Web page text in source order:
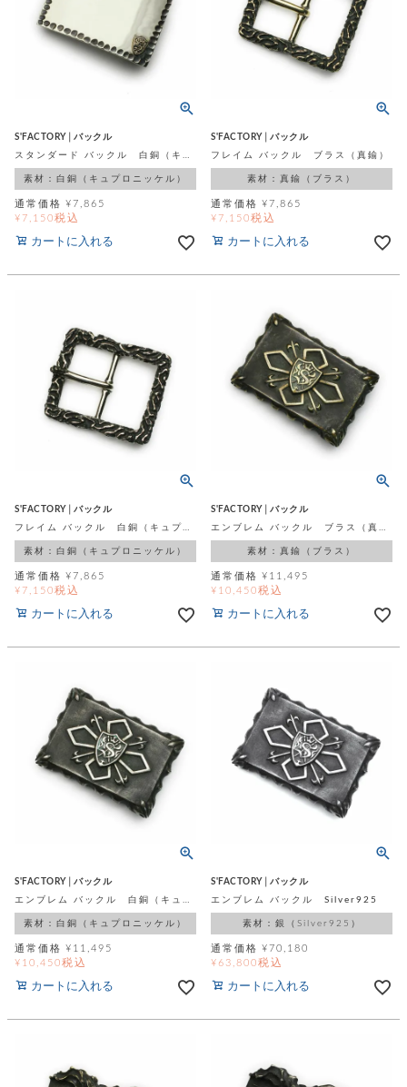
ブ
コ
ド
洋
洋
シ
ズ
閉
じ
る
S'FACTORY│バックル
スタンダード バックル 白銅（キュプロニッケル）
素材：白銅（キュプロニッケル）
通常価格 ¥7,865
¥ 7,150税込
カートに入れる
S'FACTORY│バックル
フレイム バックル ブラス（真鍮）
素材：真鍮（ブラス）
通常価格 ¥7,865
¥ 7,150税込
カートに入れる
S'FACTORY│バックル
フレイム バックル 白銅（キュプロニッケル）
素材：白銅（キュプロニッケル）
通常価格 ¥7,865
¥ 7,150税込
カートに入れる
S'FACTORY│バックル
エンブレム バックル ブラス（真鍮）
素材：真鍮（ブラス）
通常価格 ¥ 11,495
¥ 10,450税込
カートに入れる
S'FACTORY│バックル
エンブレム バックル 白銅（キュプロニッケル）
素材：白銅（キュプロニッケル）
通常価格 ¥ 11,495
¥ 10,450税込
カートに入れる
S'FACTORY│バックル
エンブレム バックル Silver925
素材：銀（Silver925）
通常価格 ¥70,180
¥63,800税込
カートに入れる